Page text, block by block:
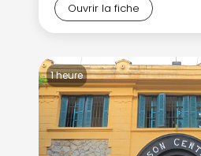
Ouvrir la fiche
1 heure